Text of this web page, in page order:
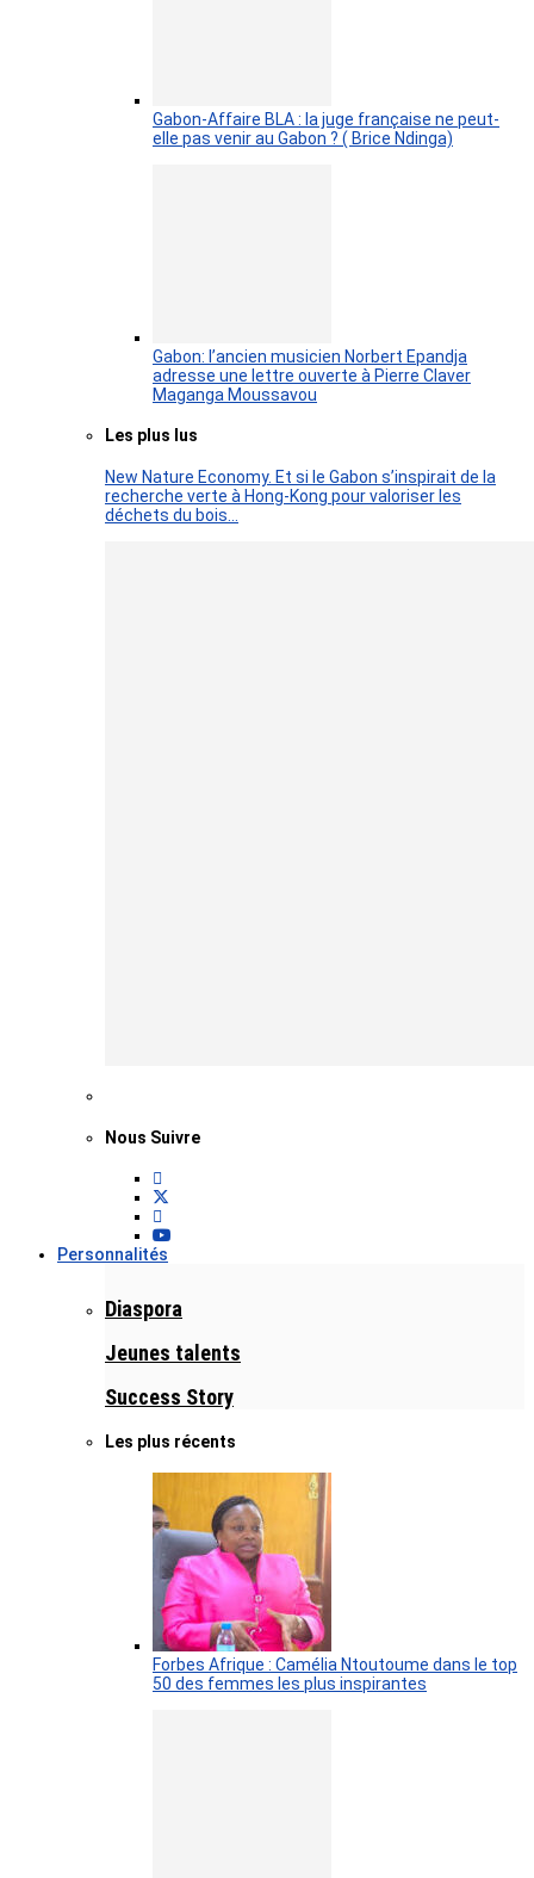
Gabon-Affaire BLA : la juge française ne peut-
elle pas venir au Gabon ? ( Brice Ndinga)
Gabon: l’ancien musicien Norbert Epandja
adresse une lettre ouverte à Pierre Claver
Maganga Moussavou
Les plus lus
New Nature Economy. Et si le Gabon s’inspirait de la
recherche verte à Hong-Kong pour valoriser les
déchets du bois…
Nous Suivre
Personnalités
Diaspora
Jeunes talents
Success Story
Les plus récents
Forbes Afrique : Camélia Ntoutoume dans le top
50 des femmes les plus inspirantes